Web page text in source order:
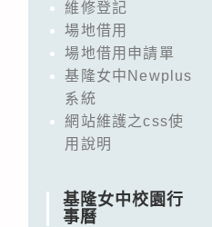
維修登記
場地借用
場地借用申請單
基隆女中Newplus
系統
網站維護之css使
用說明
基隆女中校園行
事曆